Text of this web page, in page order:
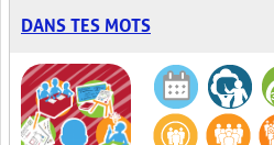
DANS TES MOTS